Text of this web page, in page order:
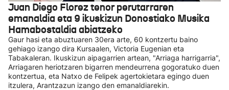
Juan Diego Florez tenor perutarraren
emanaldia eta 9 ikuskizun Donostiako Musika
Hamabostaldia abiatzeko
Gaur hasi eta abuztuaren 30era arte, 60 kontzertu baino
gehiago izango dira Kursaalen, Victoria Eugenian eta
Tabakaleran. Ikuskizun aipagarrien artean, "Arriaga harrigarria",
Arriagaren heriotzaren bigarren mendeurrena gogoratuko duen
kontzertua, eta Natxo de Felipek agertokietara egingo duen
itzulera, Arantzazun izango den emanaldiarekin.